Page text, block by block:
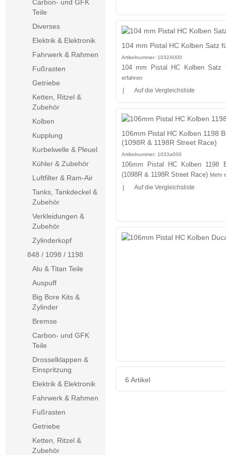
104 mm Pistal HC Kolben Satz
Artikelnummer: 1032A000
104 mm Pistal HC Kolben
erfahren
Auf die Vergleichsliste
106mm Pistal HC Kolben 1198
(1098R & 1198R Street Race)
Artikelnummer: 1033a000
106mm Pistal HC Kolben 1198
(1098R & 1198R Street Race) Mehr
Auf die Vergleichsliste
6 Artikel
Carbon- und GFK
Teile
Diverses
Elektrik & Elektronik
Fahrwerk & Rahmen
Fußrasten
Getriebe
Ketten, Ritzel &
Zubehör
Kolben
Kupplung
Kurbelwelle & Pleuel
Kühler & Zubehör
Luftfilter & Ram-Air
Tanks, Tankdeckel &
Zubehör
Verkleidungen &
Zubehör
Zylinderkopf
848 / 1098 / 1198
Alu & Titan Teile
Auspuff
Big Bore Kits &
Zylinder
Bremse
Carbon- und GFK
Teile
Drosselklappen &
Einspritzung
Elektrik & Elektronik
Fahrwerk & Rahmen
Fußrasten
Getriebe
Ketten, Ritzel &
Zubehör